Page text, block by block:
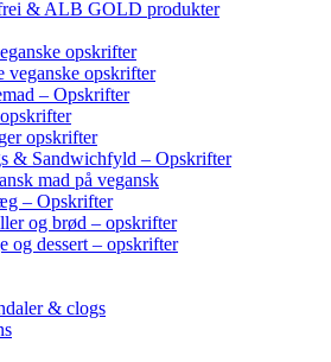
& ALB GOLD produkter
opskrifter
veganske opskrifter
– Opskrifter
opskrifter
& Sandwichfyld – Opskrifter
mad på vegansk
– Opskrifter
og brød – opskrifter
og dessert – opskrifter
& clogs